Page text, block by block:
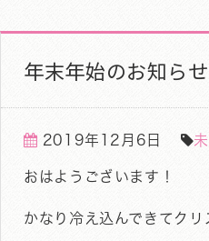
年末年始のお知らせ
2019年12月6日
おはようございます！
かなり冷え込んできてク